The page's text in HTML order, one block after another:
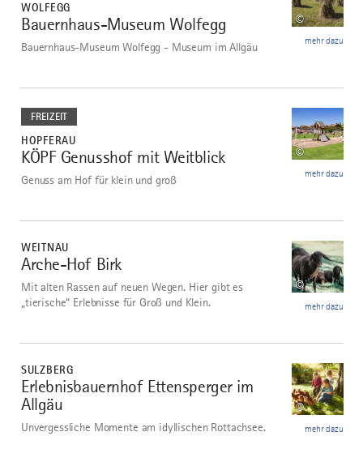
WOLFEGG
3
Bauernhaus-Museum Wolfegg ©
Bauernhaus-Museum Wolfegg - Museum im Allgäu mehr dazu
FREIZEIT
HOPFERAU
4
KÖPF Genusshof mit Weitblick ©
Genuss am Hof für klein und groß mehr dazu
dazu
WEITNAU
5
Arche-Hof Birk
©
Mit alten Rassen auf neuen Wegen. Hier gibt es
„tierische“ Erlebnisse für Groß und Klein.
mehr dazu
SULZBERG
6
Erlebnisbauernhof Ettensperger im
Allgäu
©
Unvergessliche Momente am idyllischen Rottachsee. mehr dazu